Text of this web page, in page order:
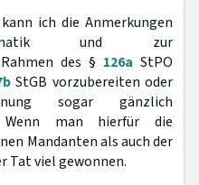
ich die Anmerkungen
und zur
des § 126a StPO
StGB vorzubereiten oder
sogar gänzlich
man hierfür die
Mandanten als auch der
Tat viel gewonnen.